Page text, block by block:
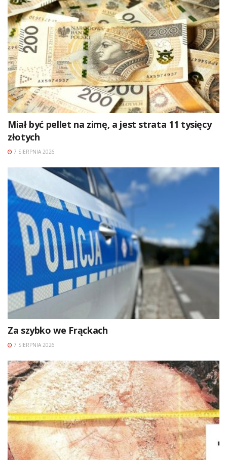
Miał być pellet na zimę, a jest strata 11 tysięcy
złotych
7 SIERPNIA 2026
Za szybko we Frąckach
7 SIERPNIA 2026